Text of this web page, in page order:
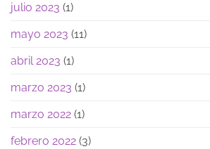
julio 2023 (1)
mayo 2023 (11)
abril 2023 (1)
marzo 2023 (1)
marzo 2022 (1)
febrero 2022 (3)